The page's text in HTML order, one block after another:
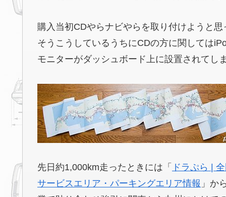
購入当初CDやらナビやらを取り付けようと
そうこうしているうちにCDの方に関しては
モニターがダッシュボード上に設置されてし
先日約1,000km走ったときには「 ドラぷら |
サービスエリア・パーキングエリア情報 」か